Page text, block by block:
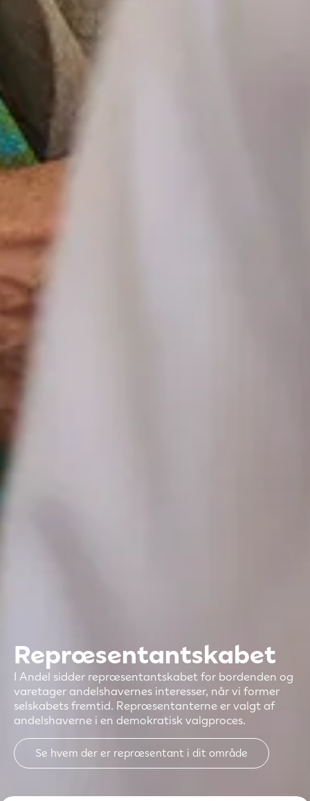
Repræsentantskabet
I Andel sidder repræsentantskabet for bordenden og
varetager andelshavernes interesser, når vi former
selskabets fremtid. Repræsentanterne er valgt af
andelshaverne i en demokratisk valgproces.
Se hvem der er repræsentant i dit område